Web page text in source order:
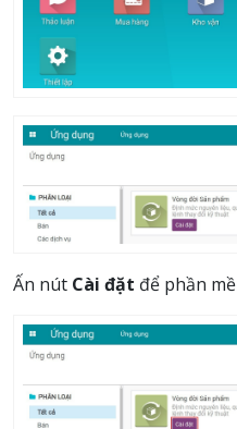
Ấn nút Cài đặt để phần